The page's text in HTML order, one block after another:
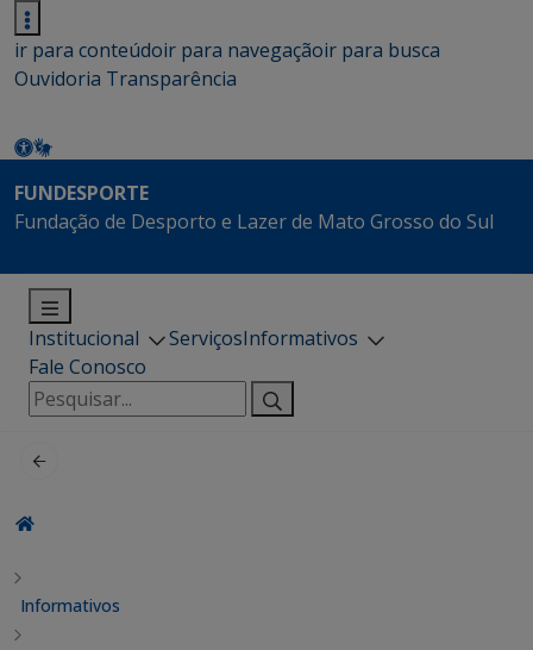
ir para conteúdoir para navegaçãoir para busca
Ouvidoria Transparência
FUNDESPORTE
Fundação de Desporto e Lazer de Mato Grosso do Sul
Institucional ServiçosInformativos
Fale Conosco
Pesquisar
por:
Informativos